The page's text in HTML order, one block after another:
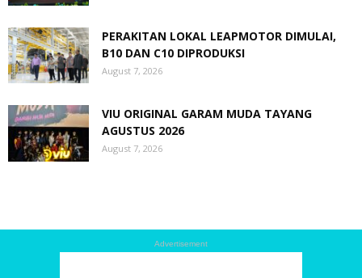
PERAKITAN LOKAL LEAPMOTOR DIMULAI,
B10 DAN C10 DIPRODUKSI
August 7, 2026
VIU ORIGINAL GARAM MUDA TAYANG
AGUSTUS 2026
August 7, 2026
Advertisement